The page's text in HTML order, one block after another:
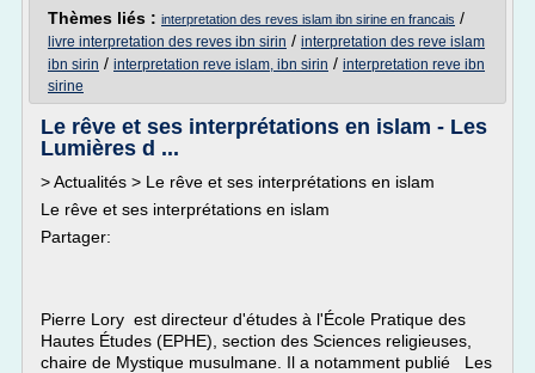
Thèmes liés : interpretation des reves islam ibn sirine en francais /
livre interpretation des reves ibn sirin / interpretation des reve islam
ibn sirin / interpretation reve islam, ibn sirin / interpretation reve ibn
sirine
Le rêve et ses interprétations en islam - Les
Lumières d ...
> Actualités > Le rêve et ses interprétations en islam
Le rêve et ses interprétations en islam
Partager:
Pierre Lory est directeur d'études à l'École Pratique des
Hautes Études (EPHE), section des Sciences religieuses,
chaire de Mystique musulmane. Il a notamment publié Les